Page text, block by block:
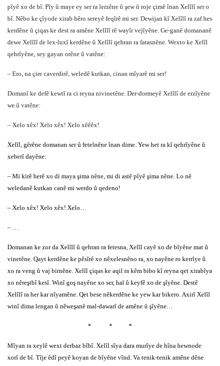
pîyê xo de bî. Pîy û maye ey ser ra lerzêne û şew û roje çimê înan Xelîlî ser o
bî. Nêbo ke çîyode xirab bêro sereyê feqîrê mi ser. Dewijan kî Xelîlî ra zaf hes
kerdêne û çiqas ke dest ra amêne Xelîlî rê wayîr vejîyêne. Ge-ganê domananê
dewe Xelîlî de lex-luxî kerdêne û Xelîlî qehran ra fatasnêne. Wexto ke Xelîl
qehrîyêne, sey gayan orêne û vatêne:
– Ero, na çire caverdirê, weledê kutkan, cinan mîyarê mi ser!
Domanî ke defê kewtî ra ci reyna nivinetêne. Der-dormeyê Xelîlî de erzîyêne
we û vatêne:
– Xelo xêx! Xelo xêx! Xelo xêêêx!
Xelîl, gêrêne domanan ser û fetelnêne înan dime. Yew het ra kî qehrîyêne û
xeberî dayêne:
– Mi kirê herê xo di maya şima nêne, mi di astê pîyê şima nêne. Lo nê
weledanê kutkan canê mi werdo û qedeno!
– Xelo xêx! Xelo xêx! Xelo…
– …
Domanan ke zor da Xelîlî û qehran ra fetesna, Xelîl cayê xo de bîyêne mat û
vinetêne. Qayt kerdêne ke pêsîrê xo nêxelesnêno ra, xo nayêne ro kerrîye û
xo ra veng û vaj birnêne. Xelîl çiqas ke aqil ra kêm bibo kî reyna qet xirabîya
xo nêreştbî kesî. Winî goş nayêne xo ser, hal û keyfê xo de şîyêne. Destê
Xelîlî ra her kar nîyamêne. Qet bese nêkerdêne ke yew kar bikero. Axirî Xelîl
winî dima lengan û nêweşanê mal-dawarî de amêne û şîyêne…
* * *
Mîyan ra xeylê wext derbaz bîbî. Xelîl sîya dara murîye de hîna hewnode
xorî de bî. Tîje êdî peyê koyan de bîyêne vînd. Va tenik-tenik amêne dêne